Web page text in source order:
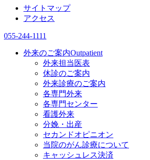
サイトマップ
アクセス
055-244-1111
外来のご案内Outpatient
外来担当医表
休診のご案内
外来診療のご案内
各専門外来
各専門センター
看護外来
分娩・出産
セカンドオピニオン
当院のがん診療について
キャッシュレス決済